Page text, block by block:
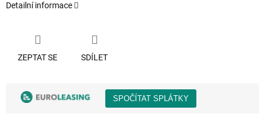
Detailní informace
ZEPTAT SE SDÍLET